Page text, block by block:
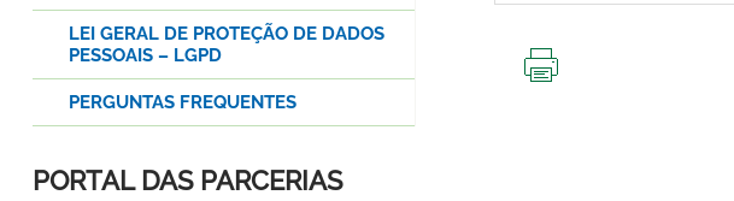
LEI GERAL DE PROTEÇÃO DE DADOS
PESSOAIS – LGPD
PERGUNTAS FREQUENTES
PORTAL DAS PARCERIAS